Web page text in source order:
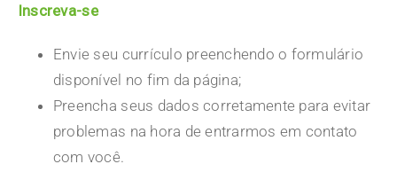
Inscreva-se
Envie seu currículo preenchendo o formulário
disponível no fim da página;
Preencha seus dados corretamente para evitar
problemas na hora de entrarmos em contato
com você.